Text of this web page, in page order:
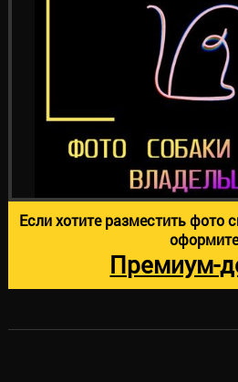
Если хотите разместить фото
оформите
Премиум-